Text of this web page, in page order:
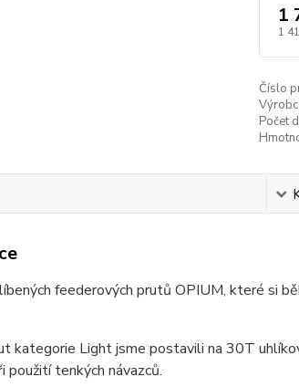
1
1
Číslo
Počet
feederových prutů OPIUM, které si
kategorie Light jsme postavili na 30T
použití tenkých návazců.